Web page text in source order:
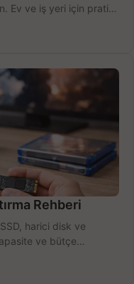
Ev ve iş yeri için pratik
Rehberi
harici disk ve
ve bütçe